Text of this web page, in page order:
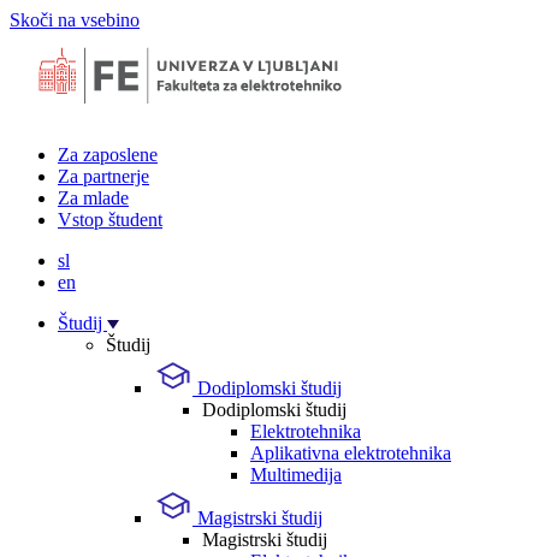
Skoči na vsebino
Za zaposlene
Za partnerje
Za mlade
Vstop študent
sl
en
Študij
Študij
Dodiplomski študij
Dodiplomski študij
Elektrotehnika
Aplikativna elektrotehnika
Multimedija
Magistrski študij
Magistrski študij